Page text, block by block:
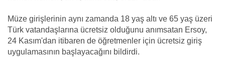
Müze girişlerinin aynı zamanda 18 yaş altı ve 65 yaş üzeri
Türk vatandaşlarına ücretsiz olduğunu anımsatan Ersoy,
24 Kasım'dan itibaren de öğretmenler için ücretsiz giriş
uygulamasının başlayacağını bildirdi.